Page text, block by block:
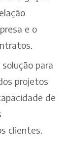
e o
para
projetos
de
clientes.